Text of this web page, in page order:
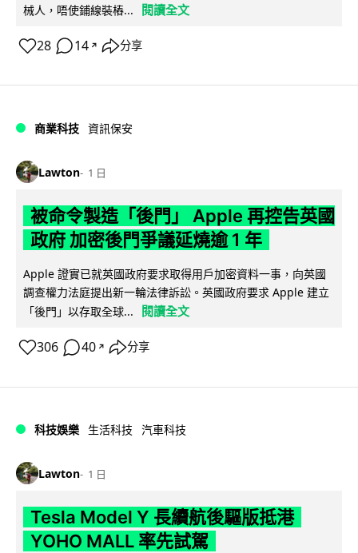
械人，唔使鋪線裝樁...
閱讀全文
28 14 ↗ 分享
商業科技 資訊保安
Lawton 1 日
被命令製造「後門」 Apple 再控告英國
政府 加密後門爭議延燒逾 1 年
Apple 證實已就英國政府要求取得用戶加密資料一事，向英國
調查權力法庭提出新一輪法律訴訟。英國政府要求 Apple 建立
「後門」以存取全球...
閱讀全文
306 40 ↗ 分享
科技娛樂 生活科技 汽車科技
Lawton 1 日
Tesla Model Y 長續航後驅版抵港
YOHO MALL 率先試駕